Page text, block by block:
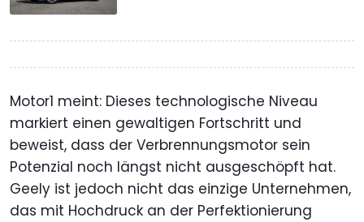
Motor1 meint: Dieses technologische Niveau
markiert einen gewaltigen Fortschritt und
beweist, dass der Verbrennungsmotor sein
Potenzial noch längst nicht ausgeschöpft hat.
Geely ist jedoch nicht das einzige Unternehmen,
das mit Hochdruck an der Perfektionierung